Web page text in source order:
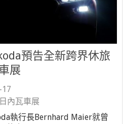
預告全新跨界休旅
展
日內瓦車展
執行長Bernhard Maier就曾